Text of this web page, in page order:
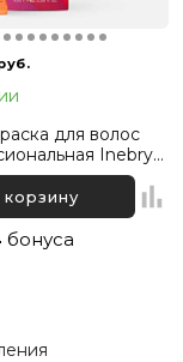
для волос
Inebrya
7/00
100 мл
корзину
бонуса